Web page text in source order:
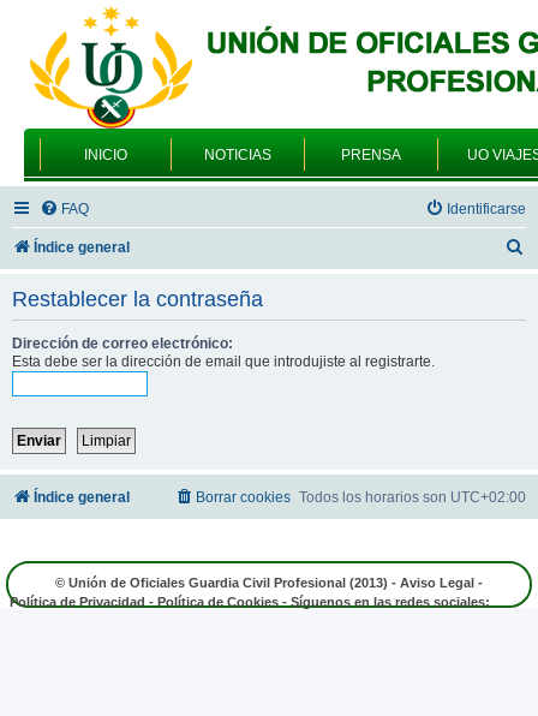
INICIO NOTICIAS PRENSA UO
FAQ Identificarse
Índice general
Restablecer la contraseña
Dirección de correo electrónico:
Esta debe ser la dirección de email que introdujiste al registrarte.
Índice general Todos los horarios son UTC+02:00
Borrar cookies
© Unión de Oficiales Guardia Civil Profesional (2013) - Aviso Legal -
Política de Privacidad - Política de Cookies - Síguenos en las redes sociales: